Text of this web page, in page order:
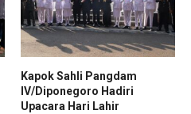
Kapok Sahli Pangdam
IV/Diponegoro Hadiri
Upacara Hari Lahir